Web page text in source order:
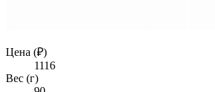
Цена (₽)
1116
Вес (г)